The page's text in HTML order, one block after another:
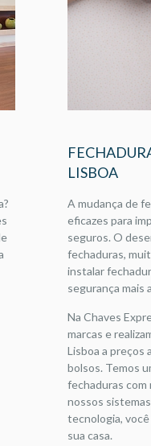
LISBOA
A mudança de
eficazes para
seguros. O
fechaduras,
instalar
segurança mais
Na Chaves
marcas e
Lisboa a preços
bolsos. Temos
fechaduras com
nossos
tecnologia,
sua casa.